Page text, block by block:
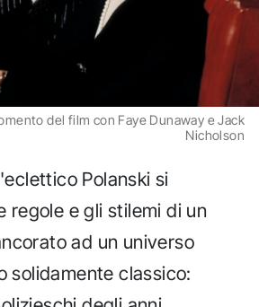
del film con Faye Dunaway e Jack
Nicholson
Polanski si
regole e gli stilemi di un
ad un universo
solidamente classico: